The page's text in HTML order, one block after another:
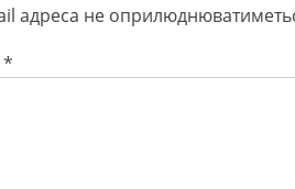
адреса не
*